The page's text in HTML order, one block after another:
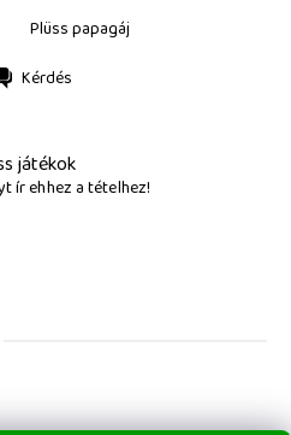
Plüss papagáj
Kérdés
játékok
ír ehhez a tételhez!